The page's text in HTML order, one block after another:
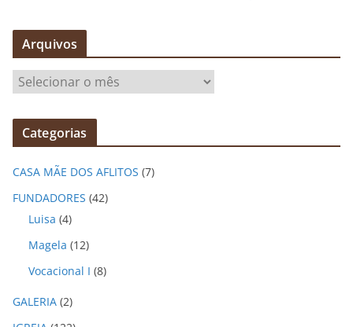
Arquivos
r
q
v
o
Categorias
CASA MÃE DOS AFLITOS (7)
FUNDADORES (42)
Luisa (4)
Magela (12)
Vocacional I (8)
GALERIA (2)